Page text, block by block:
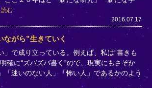
む
2016.07.17
ながら”生きていく
」で成り立っている。例えば、私は“書きも
確に“ズバズバ書く”ので、現実にもさぞか
「迷いのない人」「怖い人」であるかのよう